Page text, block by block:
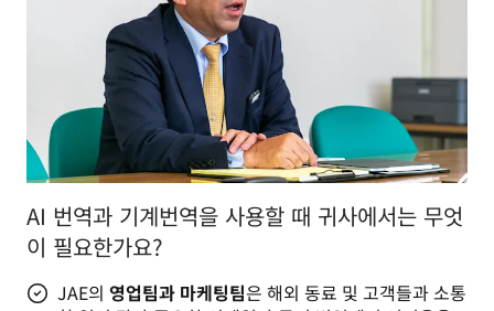
AI 번역과 기계번역을 사용할 때 귀사에서는 무엇
이 필요한가요?
JAE의 영업팀과 마케팅팀은 해외 동료 및 고객들과 소통